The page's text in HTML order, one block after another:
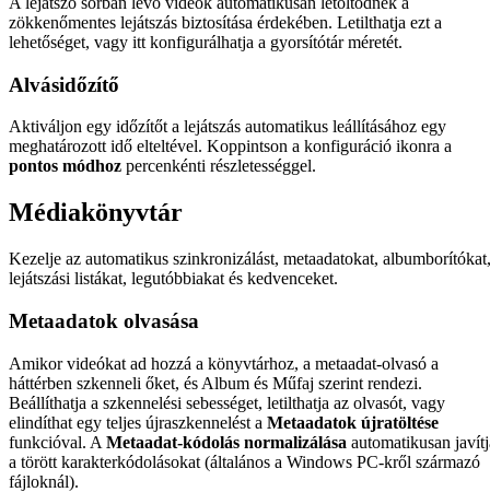
zökkenőmentes lejátszás biztosítása érdekében. Letilthatja ezt a
lehetőséget, vagy itt konfigurálhatja a gyorsítótár méretét.
Alvásidőzítő
Aktiváljon egy időzítőt a lejátszás automatikus leállításához egy
meghatározott idő elteltével. Koppintson a konfiguráció ikonra a
pontos módhoz percenkénti részletességgel.
Médiakönyvtár
Kezelje az automatikus szinkronizálást, metaadatokat, albumborítókat,
lejátszási listákat, legutóbbiakat és kedvenceket.
Metaadatok olvasása
Amikor videókat ad hozzá a könyvtárhoz, a metaadat-olvasó a
háttérben szkenneli őket, és Album és Műfaj szerint rendezi.
Beállíthatja a szkennelési sebességet, letilthatja az olvasót, vagy
elindíthat egy teljes újraszkennelést a Metaadatok újratöltése
funkcióval. A Metaadat-kódolás normalizálása automatikusan
a törött karakterkódolásokat (általános a Windows PC-kről származó
fájloknál).